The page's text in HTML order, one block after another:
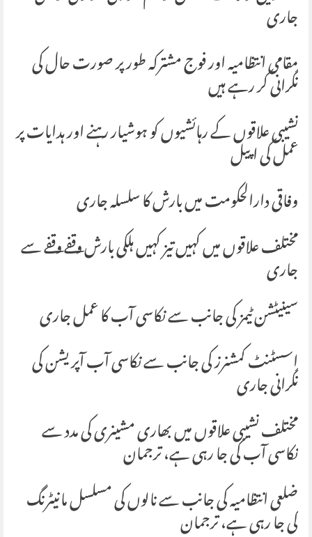
جاری
مقامی انتظامیہ اور فوج مشترکہ طور پر صورت حال کی
نگرانی کر رہے ہیں
نشیبی علاقوں کے رہائشیوں کو ہوشیار رہنے اور ہدایات پر
عمل کی اپیل
وفاقی دارالحکومت میں بارش کا سلسلہ جاری
مختلف علاقوں میں کہیں تیز کہیں ہلکی بارش وقفے وقفے سے
جاری
سینیٹشن ٹیمز کی جانب سے نکاسی آب کا عمل جاری
اسسٹنٹ کمشنرز کی جانب سے نکاسی آب آپریشن کی
نگرانی جاری
مختلف نشیبی علاقوں میں بھاری مشینری کی مدد سے
نکاسی آب کی جا رہی ہے، ترجمان
ضلعی انتظامیہ کی جانب سے نالوں کی مسلسل مانیٹرنگ
کی جا رہی ہے، ترجمان